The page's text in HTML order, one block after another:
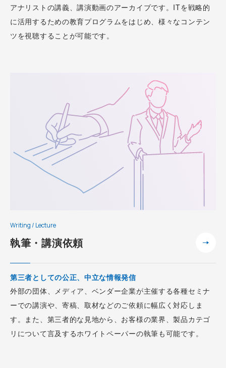
アナリストの講義、講演動画のアーカイブです。ITを戦略的
に活用するための教育プログラムをはじめ、様々なコンテン
ツを視聴することが可能です。
Writing / Lecture
執筆・講演依頼
第三者としての公正、中立な情報発信
外部の団体、メディア、ベンダー企業が主催する各種セミナ
ーでの講演や、寄稿、取材などのご依頼に幅広く対応しま
す。また、第三者的な見地から、お客様の業界、製品カテゴ
リについて言及するホワイトペーパーの執筆も可能です。